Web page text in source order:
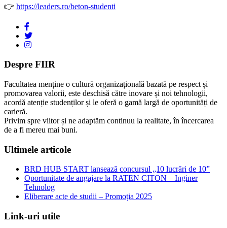
👉 https://leaders.ro/beton-studenti
Despre FIIR
Facultatea menține o cultură organizațională bazată pe respect și
promovarea valorii, este deschisă către inovare și noi tehnologii,
acordă atenție studenților și le oferă o gamă largă de oportunități de
carieră.
Privim spre viitor și ne adaptăm continuu la realitate, în încercarea
de a fi mereu mai buni.
Ultimele articole
BRD HUB START lansează concursul „10 lucrări de 10”
Oportunitate de angajare la RATEN CITON – Inginer
Tehnolog
Eliberare acte de studii – Promoția 2025
Link-uri utile